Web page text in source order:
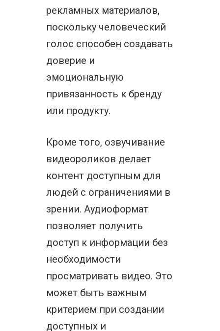
рекламных материалов,
поскольку человеческий
голос способен создавать
доверие и
эмоциональную
привязанность к бренду
или продукту.
Кроме того, озвучивание
видеороликов делает
контент доступным для
людей с ограничениями в
зрении. Аудиоформат
позволяет получить
доступ к информации без
необходимости
просматривать видео. Это
может быть важным
критерием при создании
доступных и